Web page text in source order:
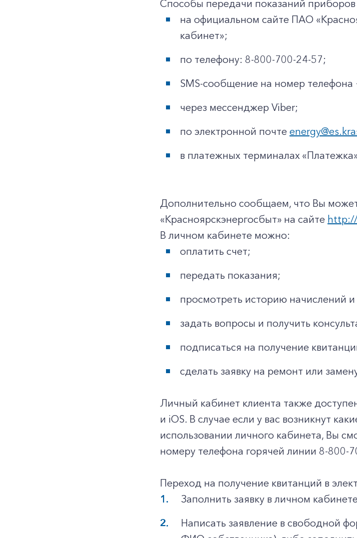
Способы передачи показаний
на официальном сайте ПАО
кабинет»;
по телефону: 8-800-700-24-57;
SMS-сообщение на номер
через мессенджер Viber;
по электронной почте
в платежных терминалах
Дополнительно сообщаем, что Вы
«Красноярскэнергосбыт» на сайте
В личном кабинете можно:
оплатить счет;
передать показания;
просмотреть историю начислений
задать вопросы и получить
подписаться на получение
сделать заявку на ремонт или
Личный кабинет клиента также
и iOS. В случае если у вас возникнут
использовании личного кабинета, Вы
номеру телефона горячей линии 8-800-
Переход на получение квитанций в
Заполнить заявку в личном
Написать заявление в свободной